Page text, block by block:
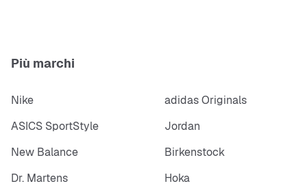
Più marchi
Nike
adidas Originals
ASICS SportStyle
Jordan
New Balance
Birkenstock
Dr. Martens
Hoka